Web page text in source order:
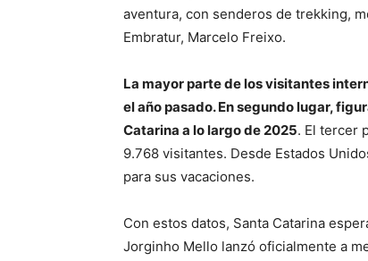
aventura, con senderos de trekking,
Embratur, Marcelo Freixo.
La mayor parte de los visitantes
el año pasado. En segundo lugar,
Catarina a lo largo de 2025. El tercer
9.768 visitantes. Desde Estados
para sus vacaciones.
Con estos datos, Santa Catarina
Jorginho Mello lanzó oficialmente a